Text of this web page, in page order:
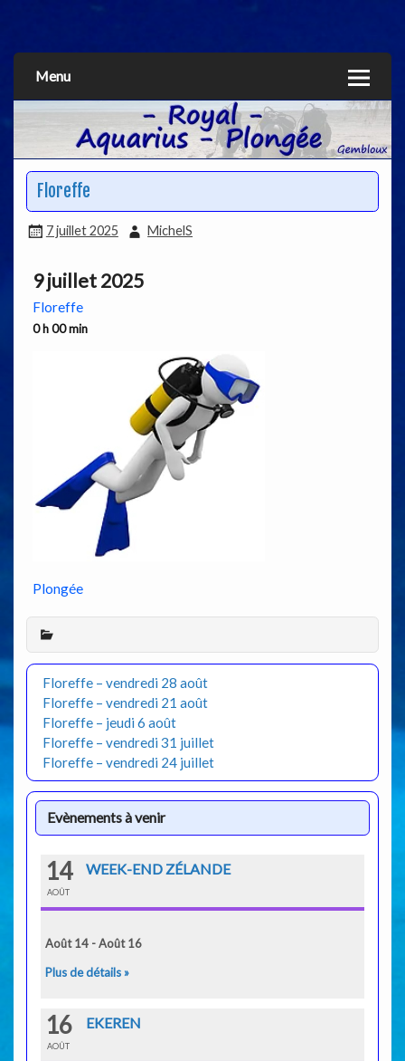
Menu
Floreffe
7 juillet 2025 MichelS
9 juillet 2025
Floreffe
0 h 00 min
Plongée
Floreffe – vendredi 28 août
Floreffe – vendredi 21 août
Floreffe – jeudi 6 août
Floreffe – vendredi 31 juillet
Floreffe – vendredi 24 juillet
Evènements à venir
14
AOÛT
WEEK-END ZÉLANDE
Août 14 - Août 16
Plus de détails »
16
AOÛT
EKEREN